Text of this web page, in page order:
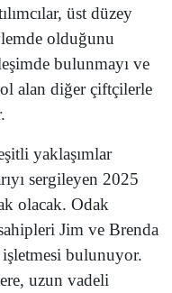
üst düzey
olduğunu
bulunmayı ve
alan diğer çiftçilerle
yaklaşımlar
sergileyen 2025
olacak. Odak
Jim ve Brenda
işletmesi bulunuyor.
uzun vadeli